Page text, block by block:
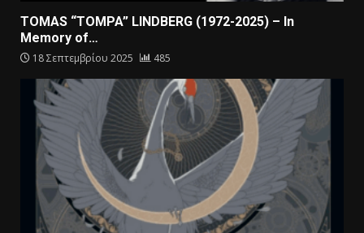
TOMAS “TOMPA” LINDBERG (1972-2025) – In
Memory of…
18 Σεπτεμβρίου 2025 485